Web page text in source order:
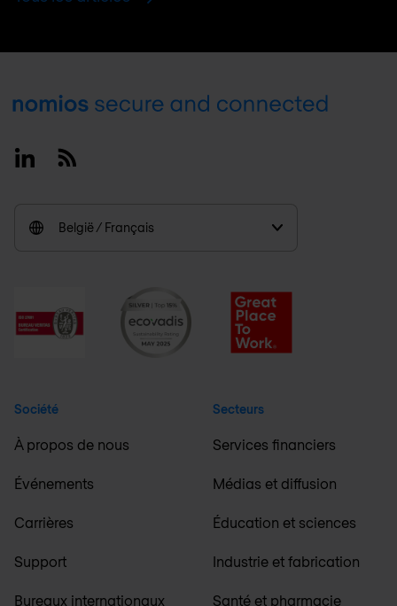
Footer
LinkedinRSS
België / Français
Société
À propos de nous
Événements
Carrières
Support
Bureaux internationaux
Secteurs
Services financiers
Médias et diffusion
Éducation et sciences
Industrie et fabrication
Santé et pharmacie